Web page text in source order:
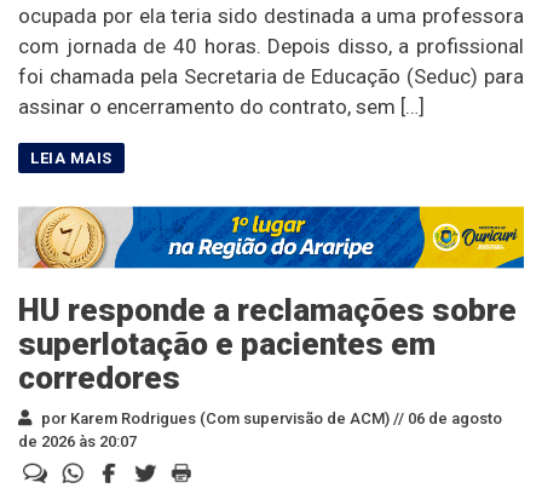
ocupada por ela teria sido destinada a uma professora
com jornada de 40 horas. Depois disso, a profissional
foi chamada pela Secretaria de Educação (Seduc) para
assinar o encerramento do contrato, sem […]
HU responde a reclamações sobre
superlotação e pacientes em
corredores
por Karem Rodrigues (Com supervisão de ACM) // 06 de agosto
de 2026 às 20:07